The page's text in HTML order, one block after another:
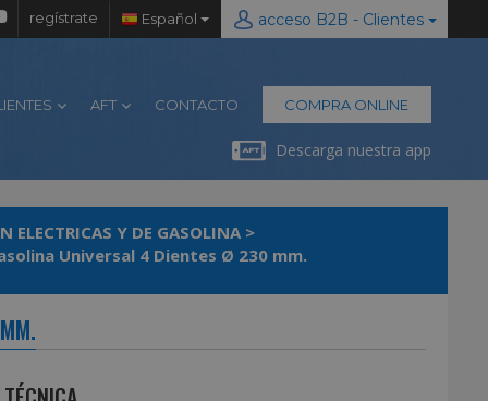
regístrate Español acceso B2B - Clientes
AFT CONTACTO COMPRA ONLINE
Descarga nuestra app
ELECTRICAS Y DE GASOLINA >
Universal 4 Dientes Ø 230 mm.